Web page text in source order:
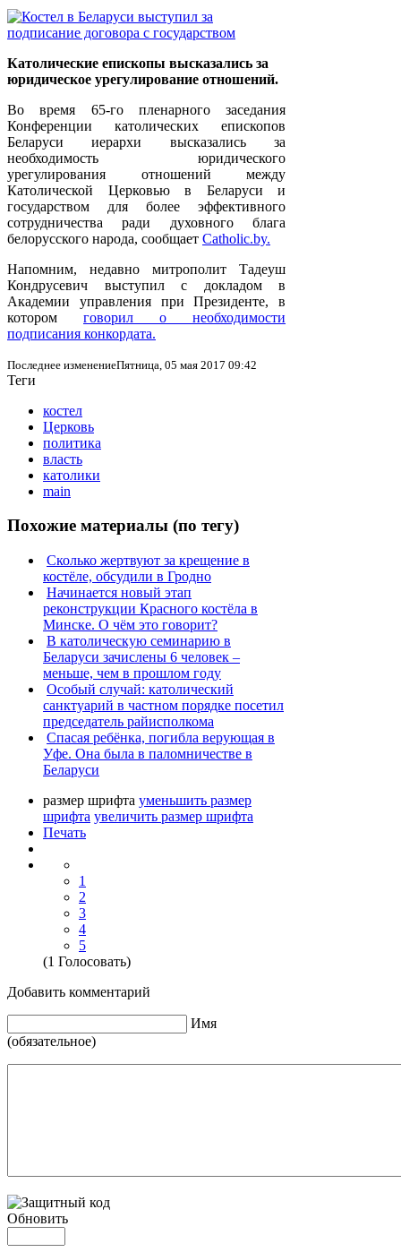
Католические епископы высказались за
юридическое урегулирование отношений.
Во время 65-го пленарного заседания
Конференции католических епископов
Беларуси иерархи высказались за
необходимость юридического
урегулирования отношений между
Католической Церковью в Беларуси и
государством для более эффективного
сотрудничества ради духовного блага
белорусского народа, сообщает Сatholic.by.
Напомним, недавно митрополит Тадеуш
Кондрусевич выступил с докладом в
Академии управления при Президенте, в
которомговорил о необходимости
подписания конкордата.
Последнее изменениеПятница, 05 мая 2017 09:42
Теги
костел
Церковь
политика
власть
католики
main
Похожие материалы (по тегу)
Сколько жертвуют за крещение в
костёле, обсудили в Гродно
Начинается новый этап
реконструкции Красного костёла в
Минске. О чём это говорит?
В католическую семинарию в
Беларуси зачислены 6 человек –
меньше, чем в прошлом году
Особый случай: католический
санктуарий в частном порядке посетил
председатель райисполкома
Спасая ребёнка, погибла верующая в
Уфе. Она была в паломничестве в
Беларуси
размер шрифта уменьшить размер
шрифта увеличить размер шрифта
Печать
1
2
3
4
5
(1 Голосовать)
Добавить комментарий
Имя
(обязательное)
Обновить